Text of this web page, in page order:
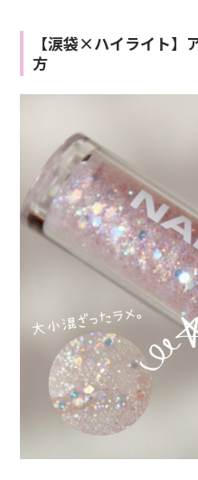
【涙袋×ハイライト】
方